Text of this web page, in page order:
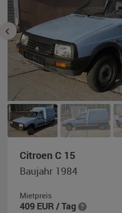
Citroen C 15,
Baujahr
1984,
Baujahr 1984
Mietpreis
409 EUR / Tag